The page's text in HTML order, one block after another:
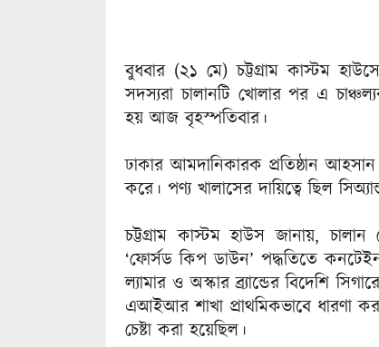
বুধবার (২১ মে) চট্টগ্রাম কাস্টম
সদস্যরা চালানটি খোলার পর এ
হয় আজ বৃহস্পতিবার।
ঢাকার আমদানিকারক প্রতিষ্ঠান
করে। পণ্য খালাসের দায়িত্বে ছিল
চট্টগ্রাম কাস্টম হাউস জানায়,
‘ফোর্সড কিপ ডাউন’ পদ্ধতিতে
ল্যামার ও অস্কার ব্র্যান্ডের বিদেশি
এআইআর শাখা প্রাথমিকভাবে ধারণা
চেষ্টা করা হয়েছিল।